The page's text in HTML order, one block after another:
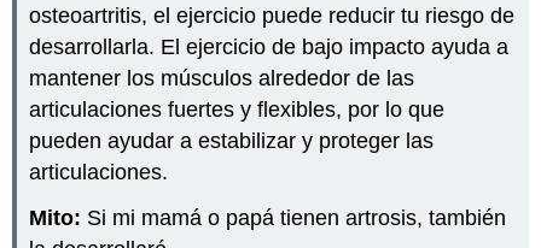
osteoartritis, el ejercicio puede reducir tu riesgo de
desarrollarla. El ejercicio de bajo impacto ayuda a
mantener los músculos alrededor de las
articulaciones fuertes y flexibles, por lo que
pueden ayudar a estabilizar y proteger las
articulaciones.
Mito: Si mi mamá o papá tienen artrosis, también